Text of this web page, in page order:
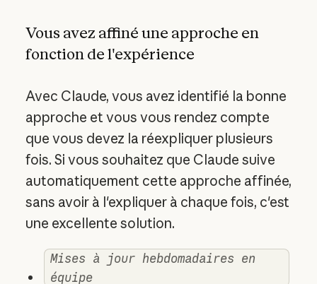
Vous avez affiné une approche en
fonction de l'expérience
Avec Claude, vous avez identifié la bonne
approche et vous vous rendez compte
que vous devez la réexpliquer plusieurs
fois. Si vous souhaitez que Claude suive
automatiquement cette approche affinée,
sans avoir à l'expliquer à chaque fois, c'est
une excellente solution.
Mises à jour hebdomadaires en
équipe